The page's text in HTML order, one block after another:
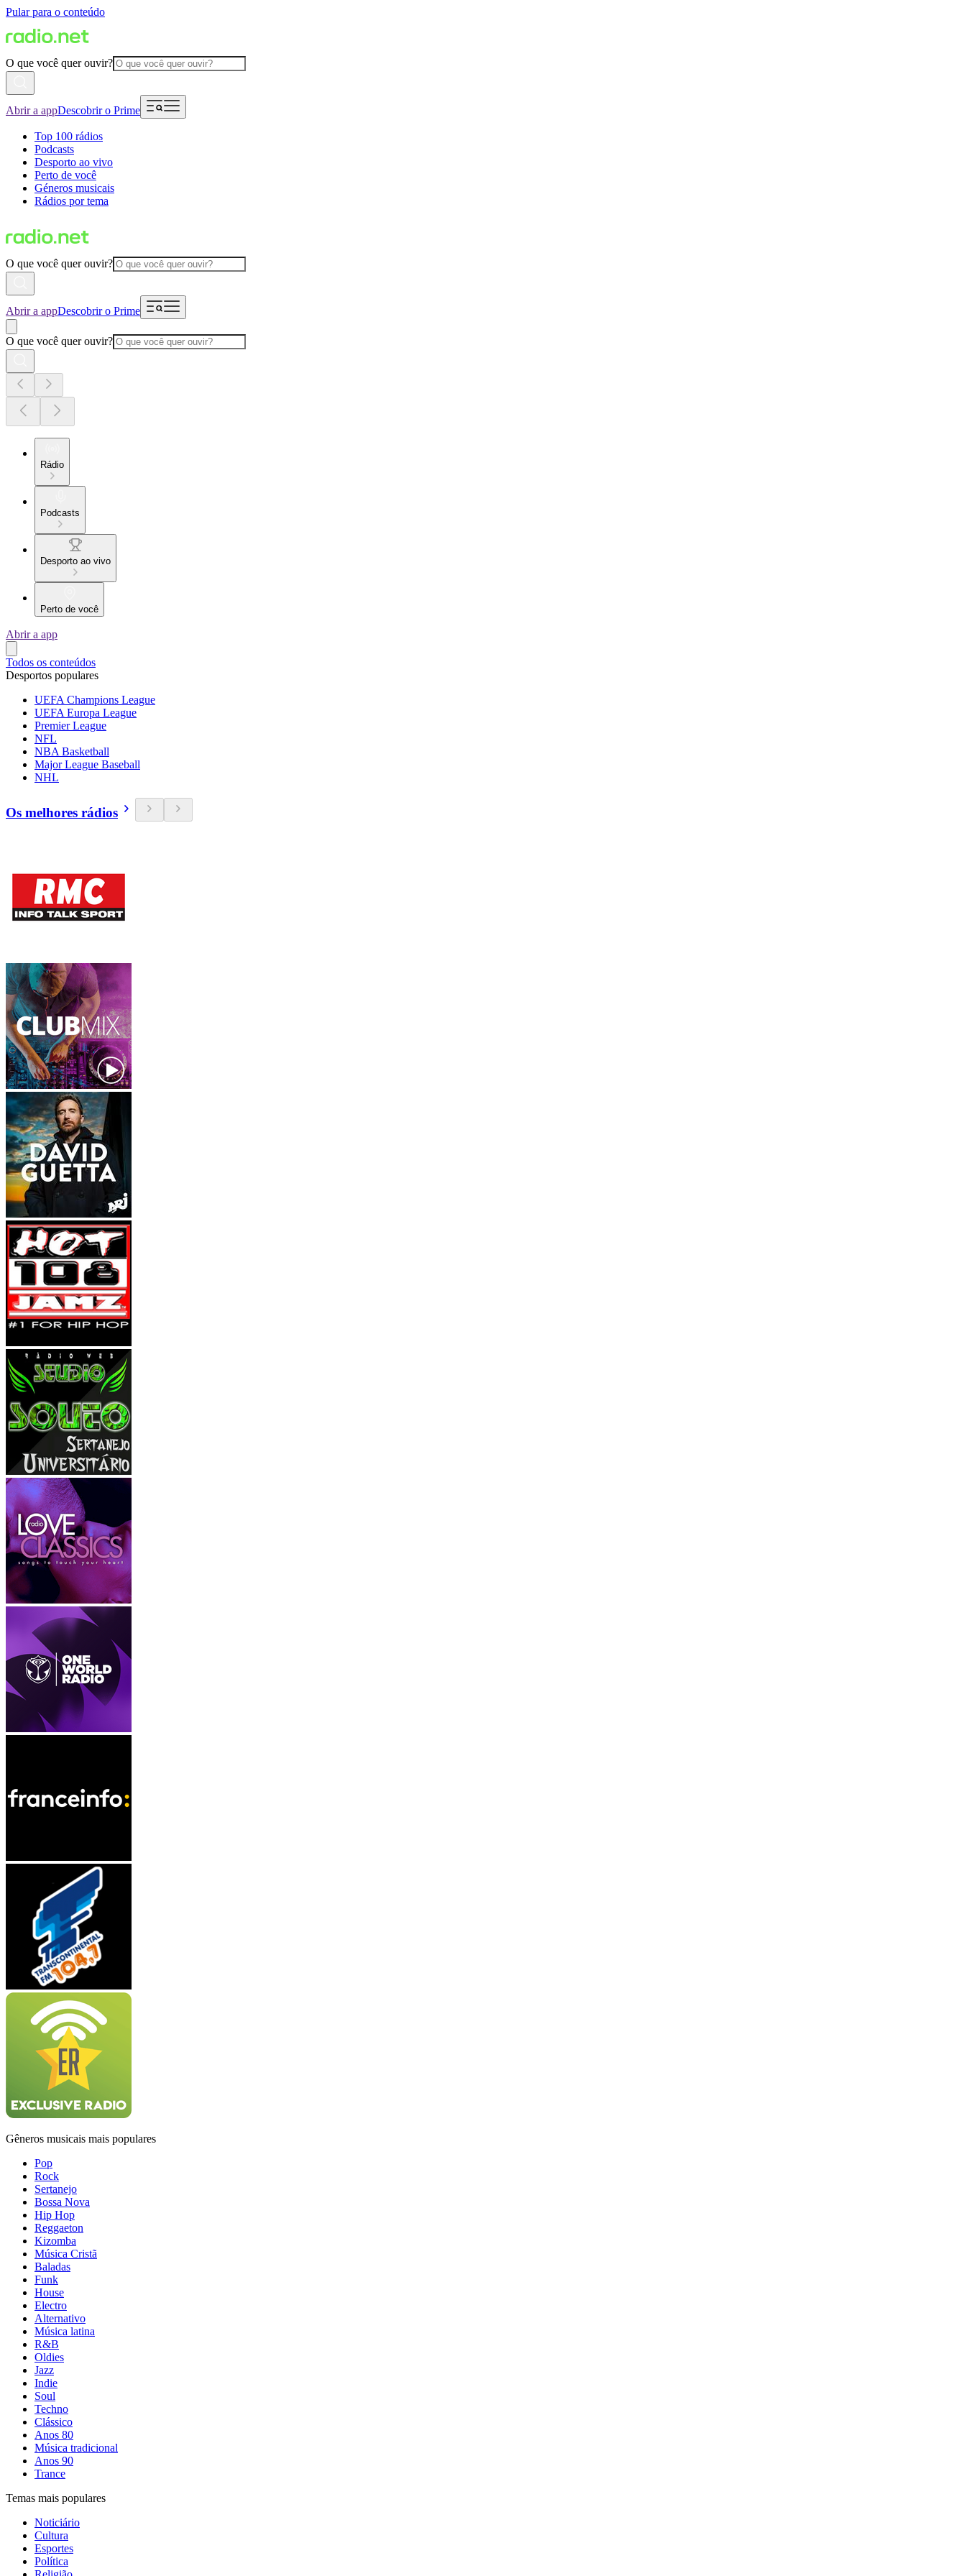
Pular para o conteúdo
O que você quer ouvir?
Abrir a appDescobrir o Prime
Top 100 rádios
Podcasts
Desporto ao vivo
Perto de você
Géneros musicais
Rádios por tema
O que você quer ouvir?
Abrir a appDescobrir o Prime
O que você quer ouvir?
Rádio
Podcasts
Desporto ao vivo
Perto de você
Abrir a app
Todos os conteúdos
Desportos populares
UEFA Champions League
UEFA Europa League
Premier League
NFL
NBA Basketball
Major League Baseball
NHL
Os melhores rádios
Gêneros musicais mais populares
Pop
Rock
Sertanejo
Bossa Nova
Hip Hop
Reggaeton
Kizomba
Música Cristã
Baladas
Funk
House
Electro
Alternativo
Música latina
R&B
Oldies
Jazz
Indie
Soul
Techno
Clássico
Anos 80
Música tradicional
Anos 90
Trance
Temas mais populares
Noticiário
Cultura
Esportes
Política